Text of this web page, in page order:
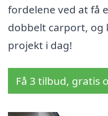
fordelene ved at få
dobbelt carport, og
projekt i dag!
Få 3 tilbud, gratis